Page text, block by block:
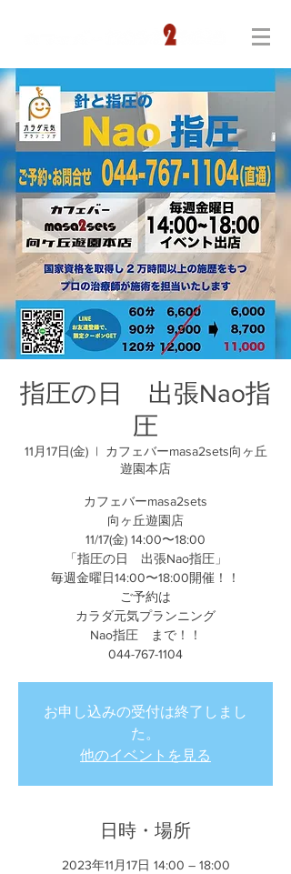
指圧の日 出張Nao指
圧
11月17日(金)
  |
カフェバーmasa2sets向ヶ丘
遊園本店
カフェバーmasa2sets
向ヶ丘遊園店
11/17(金) 14:00〜18:00
「指圧の日 出張Nao指圧」
毎週金曜日14:00〜18:00開催！！
ご予約は
カラダ元気プランニング
Nao指圧 まで！！
044-767-1104
お申し込みの受付は終了しまし
た。
他のイベントを見る
日時・場所
2023年11月17日 14:00 – 18:00